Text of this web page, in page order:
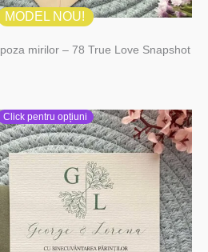
MODEL NOU!
mirilor – 78 True Love Snapshot
Click pentru opțiuni